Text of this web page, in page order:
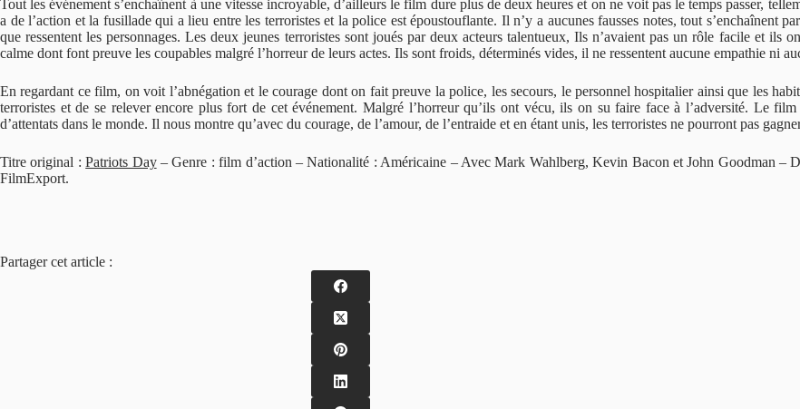
Tout les événement s’enchaînent à une vitesse incroyable, d’ailleurs le film dure plus de deux heures et on ne voit pas le temps passer,
a de l’action et la fusillade qui a lieu entre les terroristes et la police est époustouflante. Il n’y a aucunes fausses notes, tout s’enchaînent
que ressentent les personnages. Les deux jeunes terroristes sont joués par deux acteurs talentueux, Ils n’avaient pas un rôle facile et
calme dont font preuve les coupables malgré l’horreur de leurs actes. Ils sont froids, déterminés vides, il ne ressentent aucune empathie ni
En regardant ce film, on voit l’abnégation et le courage dont on fait preuve la police, les secours, le personnel hospitalier ainsi que les
terroristes et de se relever encore plus fort de cet événement. Malgré l’horreur qu’ils ont vécu, ils on su faire face à l’adversité. Le
d’attentats dans le monde. Il nous montre qu’avec du courage, de l’amour, de l’entraide et en étant unis, les terroristes ne pourront pas
Titre original :Patriots Day– Genre : film d’action – Nationalité : Américaine – Avec Mark Wahlberg, Kevin Bacon et John Goodman –
FilmExport.
Partager cet article :